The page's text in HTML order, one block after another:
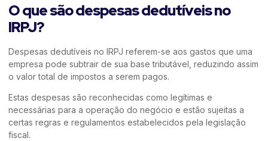
O que são despesas dedutíveis no
IRPJ?
Despesas dedutíveis no IRPJ referem-se aos gastos que uma
empresa pode subtrair de sua base tributável, reduzindo assim
o valor total de impostos a serem pagos.
Estas despesas são reconhecidas como legítimas e
necessárias para a operação do negócio e estão sujeitas a
certas regras e regulamentos estabelecidos pela legislação
fiscal.